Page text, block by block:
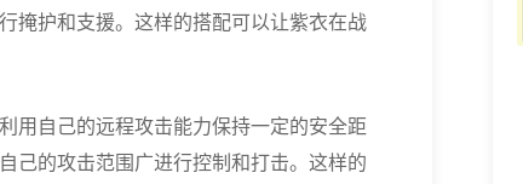
掩护和支援。这样的搭配可以让紫衣在战
用自己的远程攻击能力保持一定的安全距
己的攻击范围广进行控制和打击。这样的